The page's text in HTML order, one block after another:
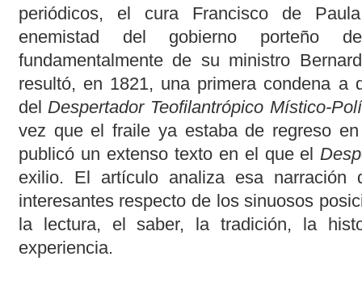
periódicos, el cura Francisco de
enemistad del gobierno porteño
fundamentalmente de su ministro
resultó, en 1821, una primera condena a
delDespertador Teofilantrópico Místico-
vez que el fraile ya estaba de regreso
publicó un extenso texto en el que el
exilio. El artículo analiza esa narración
interesantes respecto de los sinuosos
la lectura, el saber, la tradición, la
experiencia.